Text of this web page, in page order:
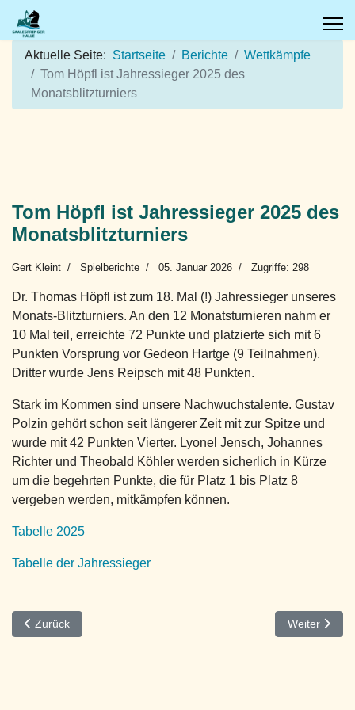
Aktuelle Seite: Startseite Berichte
Wettkämpfe
Tom Höpfl ist Jahressieger 2025 des
Monatsblitzturniers
Tom Höpfl ist Jahressieger 2025 des
Monatsblitzturniers
Gert Kleint Spielberichte 05. Januar 2026 Zugriffe: 298
Dr. Thomas Höpfl ist zum 18. Mal (!) Jahressieger unseres
Monats-Blitzturniers. An den 12 Monatsturnieren nahm er
10 Mal teil, erreichte 72 Punkte und platzierte sich mit 6
Punkten Vorsprung vor Gedeon Hartge (9 Teilnahmen).
Dritter wurde Jens Reipsch mit 48 Punkten.
Stark im Kommen sind unsere Nachwuchstalente. Gustav
Polzin gehört schon seit längerer Zeit mit zur Spitze und
wurde mit 42 Punkten Vierter. Lyonel Jensch, Johannes
Richter und Theobald Köhler werden sicherlich in Kürze
um die begehrten Punkte, die für Platz 1 bis Platz 8
vergeben werden, mitkämpfen können.
Tabelle 2025
Tabelle der Jahressieger
Vorheriger Beitrag: Kaffeehaus-Schach im Café Manzul
Zurück Nächster
Weiter